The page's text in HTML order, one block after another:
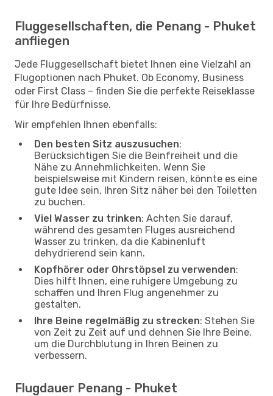
Fluggesellschaften, die Penang - Phuket
anfliegen
Jede Fluggesellschaft bietet Ihnen eine Vielzahl an
Flugoptionen nach Phuket. Ob Economy, Business
oder First Class – finden Sie die perfekte Reiseklasse
für Ihre Bedürfnisse.
Wir empfehlen Ihnen ebenfalls:
Den besten Sitz auszusuchen:
Berücksichtigen Sie die Beinfreiheit und die
Nähe zu Annehmlichkeiten. Wenn Sie
beispielsweise mit Kindern reisen, könnte es eine
gute Idee sein, Ihren Sitz näher bei den Toiletten
zu buchen.
Viel Wasser zu trinken: Achten Sie darauf,
während des gesamten Fluges ausreichend
Wasser zu trinken, da die Kabinenluft
dehydrierend sein kann.
Kopfhörer oder Ohrstöpsel zu verwenden:
Dies hilft Ihnen, eine ruhigere Umgebung zu
schaffen und Ihren Flug angenehmer zu
gestalten.
Ihre Beine regelmäßig zu strecken: Stehen Sie
von Zeit zu Zeit auf und dehnen Sie Ihre Beine,
um die Durchblutung in Ihren Beinen zu
verbessern.
Flugdauer Penang - Phuket